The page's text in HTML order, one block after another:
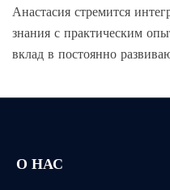
Анастасия стремится
знания с практическим
вклад в постоянно
О НАС